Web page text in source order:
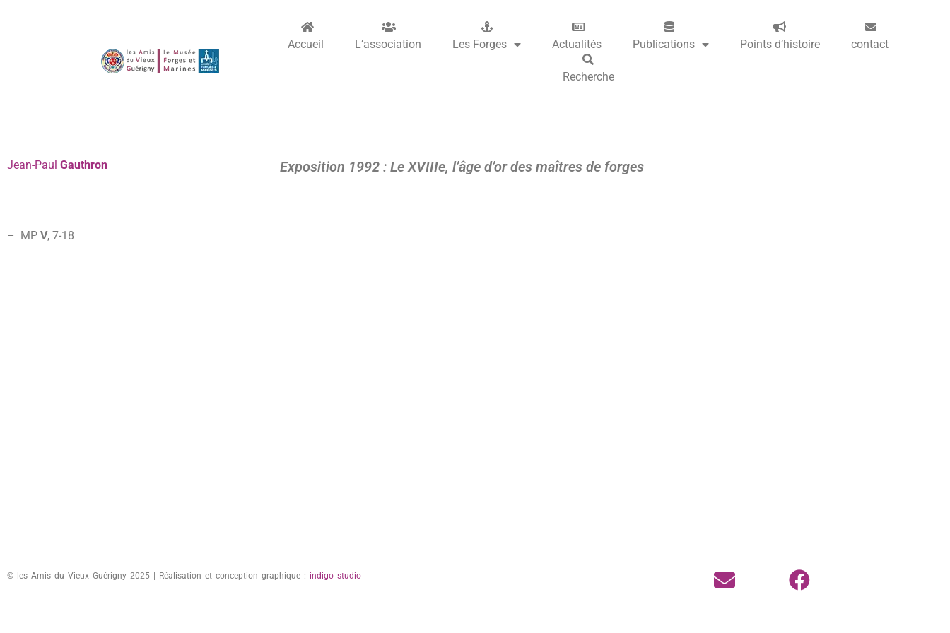
Accueil L’association Les Forges Actualités Publications Points d’histoire contact
Recherche
Jean-Paul Gauthron Exposition 1992 : Le XVIIIe, l’âge d’or des maîtres de forges
– MP V, 7-18
© les Amis du Vieux Guérigny 2025 | Réalisation et conception graphique : indigo studio